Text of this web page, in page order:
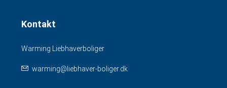
Kontakt
Warming Liebhaverboliger
warming@liebhaver-boliger.dk